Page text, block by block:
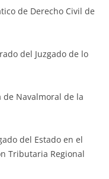
de Derecho Civil de
del Juzgado de lo
de Navalmoral de la
del Estado en el
Tributaria Regional